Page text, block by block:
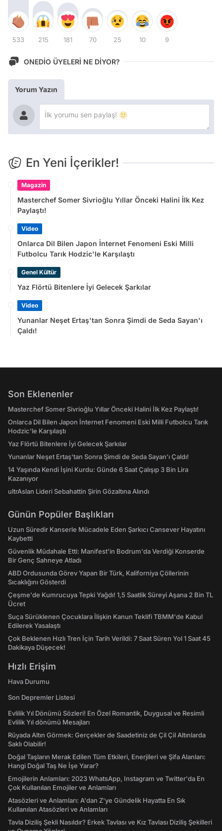
533 215 181 70 25 10 9
ONEDİO ÜYELERİ NE DİYOR?
Yorum Yazın
En Yeni İçerikler!
Magazin
Masterchef Somer Sivrioğlu Yıllar Önceki Halini İlk Kez
Paylaştı!
Video
Onlarca Dil Bilen Japon İnternet Fenomeni Eski Milli
Futbolcu Tarık Hodzic'le Karşılaştı
Genel Kültür
Yaz Flörtü Bitenlere İyi Gelecek Şarkılar
Video
Yunanlar Neşet Ertaş'tan Sonra Şimdi de Seda Sayan'ı
Çaldı!
Son Eklenenler
Masterchef Somer Sivrioğlu Yıllar Önceki Halini İlk Kez Paylaştı!
Onlarca Dil Bilen Japon İnternet Fenomeni Eski Milli Futbolcu Tarık
Hodzic'le Karşılaştı
Yaz Flörtü Bitenlere İyi Gelecek Şarkılar
Yunanlar Neşet Ertaş'tan Sonra Şimdi de Seda Sayan'ı Çaldı!
14 Yaşında Kendi İşini Kurdu: Günde 6 Saat Çalışıp 3 Bin Lira
Kazanıyor
ultrAslan Lideri Sebahattin Şirin Gözaltına Alındı
Günün Popüler Başlıkları
Uzun Süredir Kanserle Mücadele Eden Şarkıcı Cansever Hayatını
Kaybetti
Güvenlik Müdahale Etti: Manifest'in Bodrum'da Verdiği Konserde
Bir Genç Sahneye Atladı
ABD Ordusunda Görev Yapan Bir Türk, Kaliforniya Çöllerinin
Sıcaklığını Gösterdi
Çeşme'de Kumrucuya Tepki Yağdı! 1,5 Saatlik Süreyi Aşana 2 Bin TL
Ücret
Suça Sürüklenen Çocuklara İlişkin Kanun Teklifi TBMM'de Kabul
Edilerek Yasalaştı
Çok Beklenen Hızlı Tren İçin Tarih Verildi: 7 Saat Süren Yol 1 Saat 45
Dakikaya Düşecek!
Hızlı Erişim
Hava Durumu
Son Depremler Listesi
Evlilik Yıl Dönümü Sözleri! En Özel Romantik, Duygusal ve Resimli
Evlilik Yıl dönümü Mesajları
Rüyada Altın Görmek: Gerçekler de Saadetiniz de Çil Çil Altınlarda
Saklı Olabilir!
Doğal Taşların Merak Edilen Tüm Etkileri, Enerjileri ve Şifa Alanları:
Hangi Doğal Taş Ne İşe Yarar?
Emojilerin Anlamları: 2023 WhatsApp, Instagram ve Twitter'da En
Çok Kullanılan Emojiler ve Anlamları
Atasözleri ve Anlamları: A'dan Z'ye Gündelik Hayatta En Sık
Kullanılan Atasözleri ve Anlamları
Tavla Diziliş Şekli Nasıldır? Erkek Tavlası ve Kız Tavlası Diziliş Şekilleri